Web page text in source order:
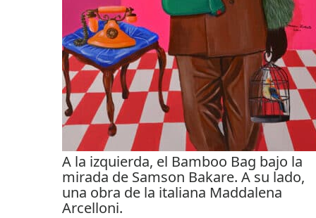
A la izquierda, el Bamboo Bag bajo la
mirada de Samson Bakare. A su lado,
una obra de la italiana Maddalena
Arcelloni.